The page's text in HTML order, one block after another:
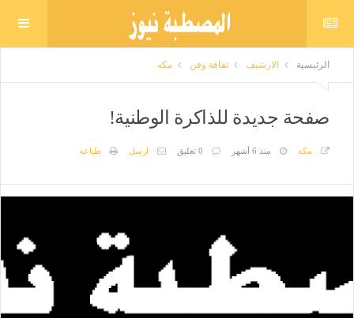
الرئيسية الارشيف ثقافة وفن مكه
صفحة جديدة للذاكرة الوطنية!
مكه منذ 6 أشهر 0 تعليق ارسل طباعة